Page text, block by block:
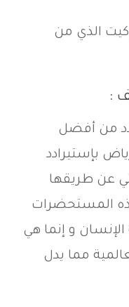
الذي من
:
من أفضل
بإستيرادد
عن طريقها
المستحضرات
و إنما هي
مما يدل